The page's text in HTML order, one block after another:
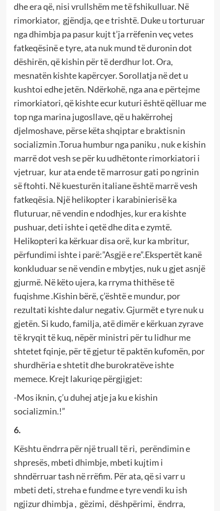
dhe era që, nisi vrullshëm me të fshikulluar. Në
rimorkiator, gjëndja, qe e trishtë. Duke u torturuar
nga dhimbja pa pasur kujt t’ja rrëfenin veç vetes
fatkeqësinë e tyre, ata nuk mund të duronin dot
dëshirën, që kishin për të derdhur lot. Ora,
mesnatën kishte kapërcyer. Sorollatja në det u
kushtoi edhe jetën. Ndërkohë, nga ana e përtejme
rimorkiatori, që kishte ecur kuturi është qëlluar me
top nga marina jugosllave, që u hakërrohej
djelmoshave, përse këta shqiptar e braktisnin
socializmin .Torua humbur nga paniku , nuk e kishin
marrë dot vesh se për ku udhëtonte rimorkiatori i
vjetruar, kur ata ende të marrosur gati po ngrinin
së ftohti. Në kuesturën italiane është marrë vesh
fatkeqësia. Një helikopter i karabinierisë ka
fluturuar, në vendin e ndodhjes, kur era kishte
pushuar, deti ishte i qetë dhe dita e zymtë.
Helikopteri ka kërkuar disa orë, kur ka mbritur,
përfundimi ishte i parë:”Asgjë e re”.Ekspertët kanë
konkluduar se në vendin e mbytjes, nuk u gjet asnjë
gjurmë. Në këto ujera, ka rryma thithëse të
fuqishme .Kishin bërë, ç’është e mundur, por
rezultati kishte dalur negativ. Gjurmët e tyre nuk u
gjetën. Si kudo, familja, atë dimër e kërkuan zyrave
të kryqit të kuq, nëpër ministri për tu lidhur me
shtetet fqinje, për të gjetur të paktën kufomën, por
shurdhëria e shtetit dhe burokratëve ishte
memece. Krejt lakuriqe përgjigjet:
-Mos iknin, ç’u duhej atje ja ku e kishin
socializmin.!”
6.
Kështu ëndrra për një truall të ri, perëndimin e
shpresës, mbeti dhimbje, mbeti kujtim i
shndërruar tash në rrëfim. Për ata, që si varr u
mbeti deti, streha e fundme e tyre vendi ku ish
ngjizur dhimbja , gëzimi, dëshpërimi, ëndrra,